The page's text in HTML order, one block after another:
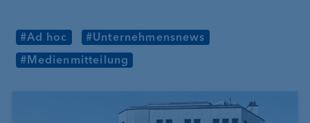
#Ad hoc
#Unternehmensnews
#Medienmitteilung